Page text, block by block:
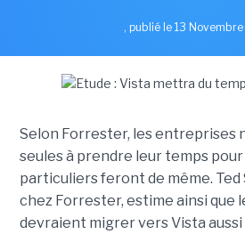
, publié le 13
Selon Forrester, les entreprises
seules à prendre leur temps
particuliers feront de même. Ted
chez Forrester, estime ainsi que
devraient migrer vers Vista